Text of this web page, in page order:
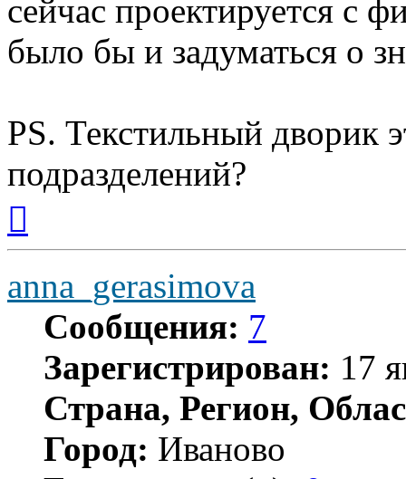
сейчас проектируется с
было бы и задуматься о
PS. Текстильный дворик
подразделений?
началу
anna_gerasimova
Сообщения: 7
Зарегистрирован: 17
Страна, Регион,
Город: Иваново